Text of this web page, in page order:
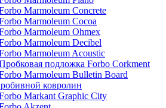
Marmoleum Concrete
Marmoleum Cocoa
Marmoleum Ohmex
Marmoleum Decibel
Marmoleum Acoustic
подложка Forbo Corkment
Marmoleum Bulletin Board
ковролин
Markant Graphic City